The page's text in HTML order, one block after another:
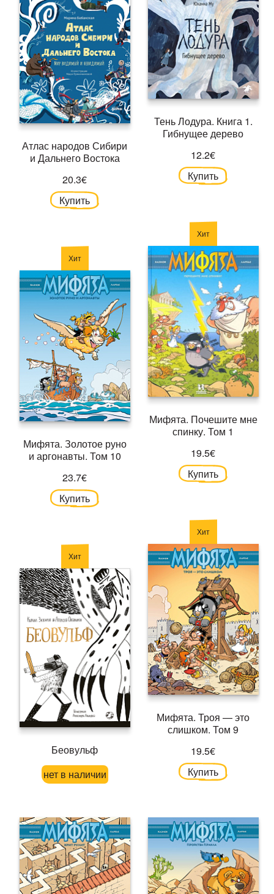
Тень Лодура. Книга 1.
Гибнущее дерево
12.2€
Купить
Атлас народов Сибири
и Дальнего Востока
20.3€
Купить
Хит
Мифята. Почешите мне
спинку. Том 1
19.5€
Купить
Хит
Мифята. Золотое руно
и аргонавты. Том 10
23.7€
Купить
Хит
Мифята. Троя — это
слишком. Том 9
19.5€
Купить
Хит
Беовульф
нет в наличии